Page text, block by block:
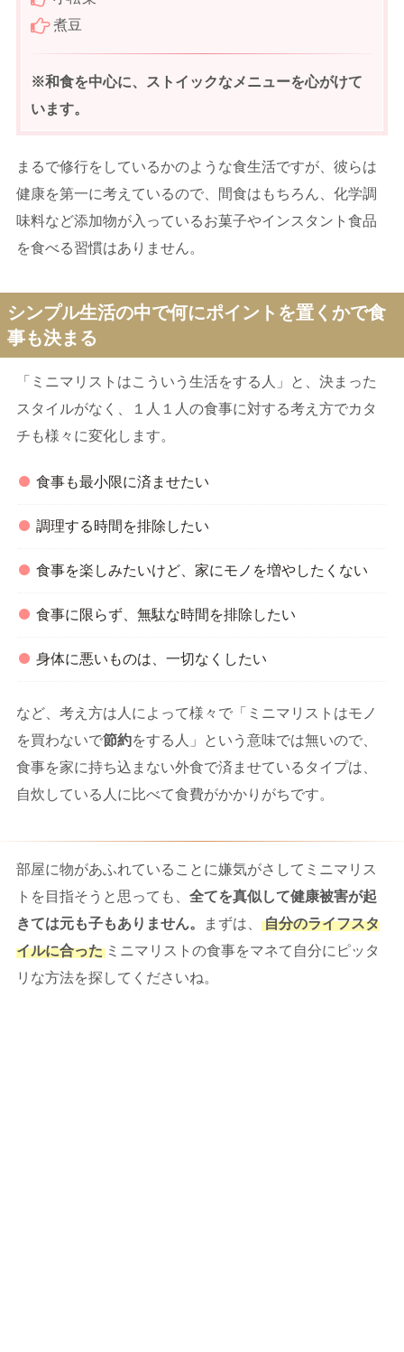
煮豆
※和食を中心に、ストイックなメニューを心がけて
います。
まるで修行をしているかのような食生活ですが、彼らは
健康を第一に考えているので、間食はもちろん、化学調
味料など添加物が入っているお菓子やインスタント食品
を食べる習慣はありません。
シンプル生活の中で何にポイントを置くかで食
事も決まる
「ミニマリストはこういう生活をする人」と、決まった
スタイルがなく、１人１人の食事に対する考え方でカタ
チも様々に変化します。
食事も最小限に済ませたい
調理する時間を排除したい
食事を楽しみたいけど、家にモノを増やしたくない
食事に限らず、無駄な時間を排除したい
身体に悪いものは、一切なくしたい
など、考え方は人によって様々で「ミニマリストはモノ
を買わないで節約をする人」という意味では無いので、
食事を家に持ち込まない外食で済ませているタイプは、
自炊している人に比べて食費がかかりがちです。
部屋に物があふれていることに嫌気がさしてミニマリス
トを目指そうと思っても、 全てを真似して健康被害が起
きては元も子もありません。
まずは、
自分のライフスタ
イルに合った ミニマリストの食事をマネて自分にピッタ
リな方法を探してくださいね。